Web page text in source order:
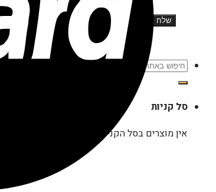
חיפוש
עבור:
סל קניות
אין מוצרים בסל הקניות.